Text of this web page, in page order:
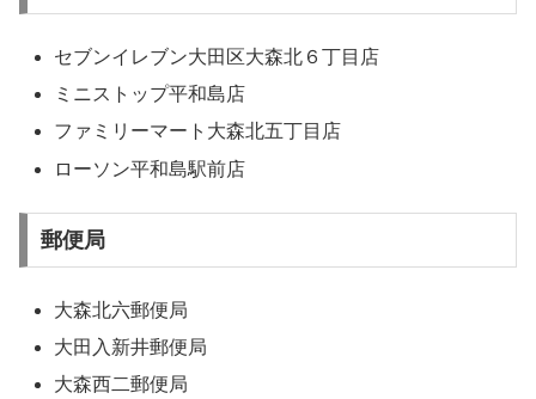
セブンイレブン大田区大森北６丁目店
ミニストップ平和島店
ファミリーマート大森北五丁目店
ローソン平和島駅前店
郵便局
大森北六郵便局
大田入新井郵便局
大森西二郵便局